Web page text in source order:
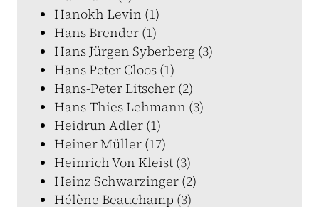
Hanokh Levin (1)
Hans Brender (1)
Hans Jürgen Syberberg (3)
Hans Peter Cloos (1)
Hans-Peter Litscher (2)
Hans-Thies Lehmann (3)
Heidrun Adler (1)
Heiner Müller (17)
Heinrich Von Kleist (3)
Heinz Schwarzinger (2)
Hélène Beauchamp (3)